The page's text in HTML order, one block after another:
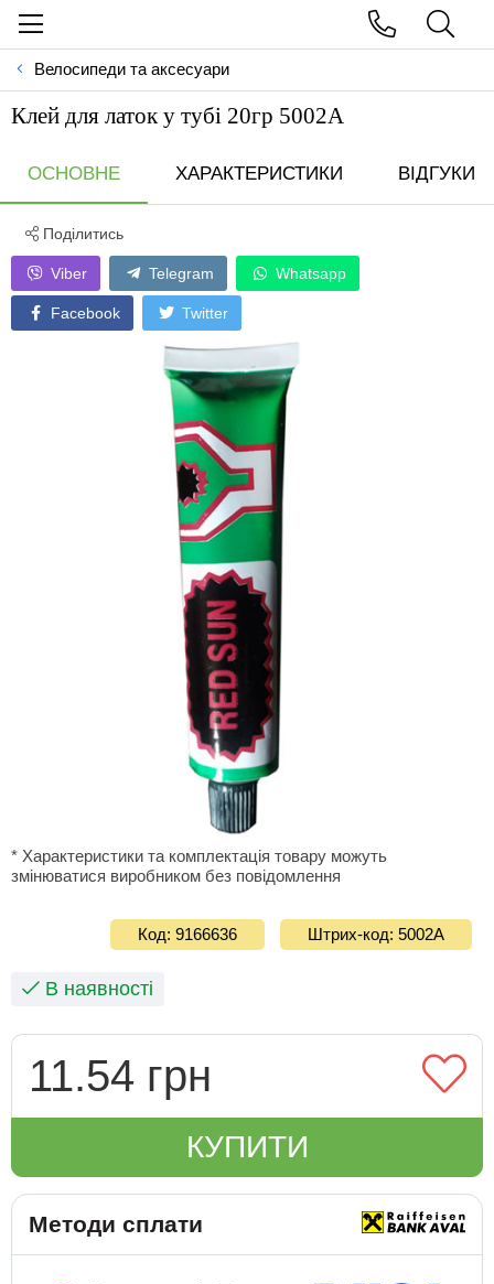
Велосипеди та аксесуари
Клей для латок у тубi 20гр 5002А
ОСНОВНЕ ХАРАКТЕРИСТИКИ ВІДГУКИ
Поділитись
Viber Telegram Whatsapp
Facebook Twitter
* Характеристики та комплектація товару можуть
змінюватися виробником без повідомлення
Код: 9166636 Штрих-код: 5002А
В наявності
11.54 грн
КУПИТИ
Методи сплати